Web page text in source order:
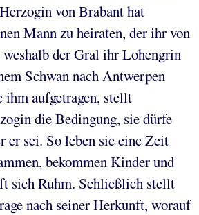
von Brabant hat
Mann zu heiraten, der ihr von
der Gral ihr Lohengrin
Schwan nach Antwerpen
ihm aufgetragen, stellt
die Bedingung, sie dürfe
er sei. So leben sie eine Zeit
bekommen Kinder und
sich Ruhm. Schließlich stellt
nach seiner Herkunft, worauf